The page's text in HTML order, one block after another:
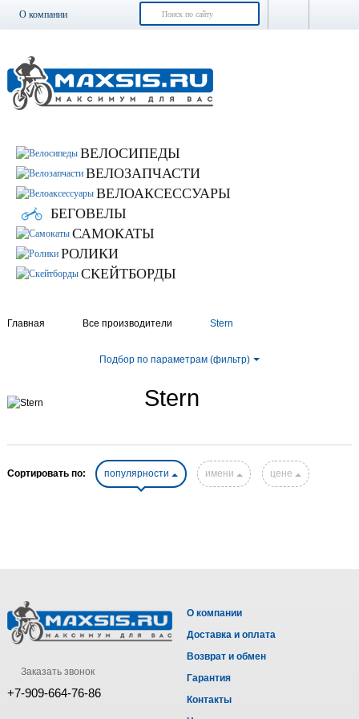
О компании
Возврат и обмен
Гарантия Контакты
ВЕЛОСИПЕДЫ
ВЕЛОЗАПЧАСТИ
ВЕЛОАКСЕССУАРЫ
БЕГОВЕЛЫ
САМОКАТЫ
РОЛИКИ
СКЕЙТБОРДЫ
Главная Все производители Stern
Подбор по параметрам (фильтр)
Stern
Сортировать по: популярности имени цене
Заказать звонок
+7-909-664-76-86
О компании
Доставка и оплата
Возврат и обмен
Гарантия
Контакты